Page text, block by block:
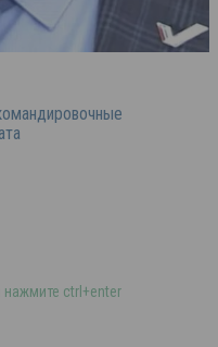
нажмите ctrl+enter